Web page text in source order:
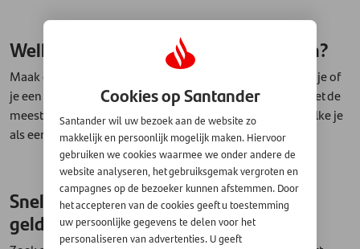
Welke rekeningen moet je nog betalen?
Maak een lijstje van alle openstaande rekeningen. Zo zie je of
je een betaalachterstand hebt en zo ja, hoe groot die is. Zet de
meest dringende rekeningen bovenaan zodat je weet welke je
als eerste moet betalen om een boete te voorkomen.
Snelle oplossingen voor kleine
geldproblemen
Cookies op Santander
Santander wil uw bezoek aan de website zo
makkelijk en persoonlijk mogelijk maken. Hiervoor
gebruiken we cookies waarmee we onder andere de
website analyseren, het gebruiksgemak vergroten en
campagnes op de bezoeker kunnen afstemmen. Door
het accepteren van de cookies geeft u toestemming
uw persoonlijke gegevens te delen voor het
personaliseren van advertenties. U geeft